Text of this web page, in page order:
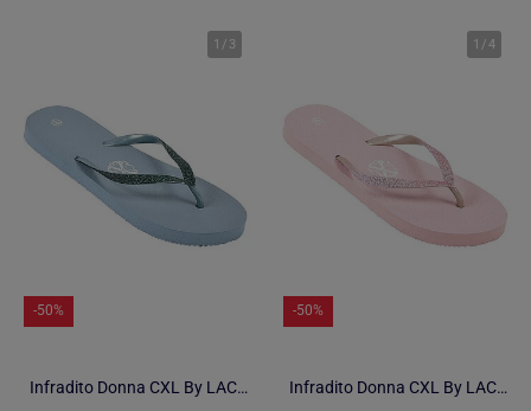
1 / 3
-50%
Infradito Donna CXL By LACROIX GLITTER
1 /4
-50%
Infradito Donna CXL By LACROIX GLITTER